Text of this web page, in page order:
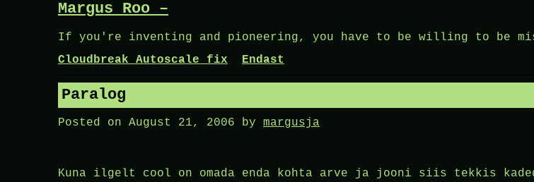
Margus Roo –
If you're inventing and pioneering, you have to be willing to be
Cloudbreak Autoscale fix
Endast
Paralog
Posted on August 21, 2006 by margusja
Kuna ilgelt cool on omada enda kohta arve ja jooni siis tekkis